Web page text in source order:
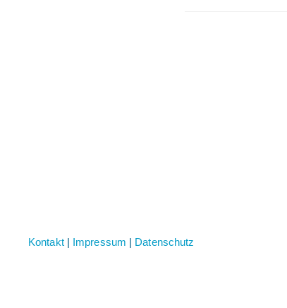
Kontakt| Impressum | Datenschutz